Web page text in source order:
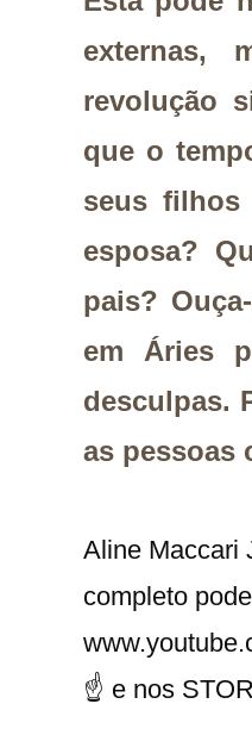
externas,
revolução
que o
seus
esposa?
pais?
em Áries
desculpas.
as pessoas
Aline Maccari
completo
☝ e nos